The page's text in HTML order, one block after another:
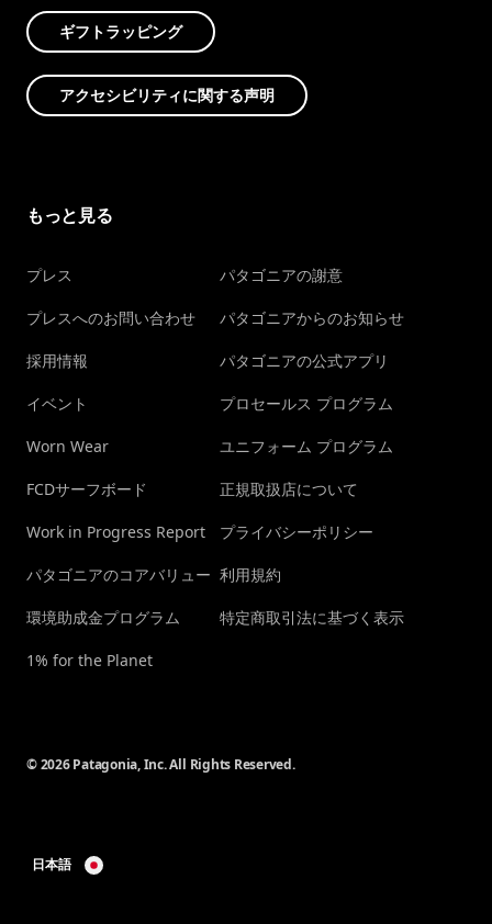
ギフトラッピング
アクセシビリティに関する声明
もっと見る
プレス
プレスへのお問い合わせ
採用情報
イベント
Worn Wear
FCDサーフボード
Work in Progress Report
パタゴニアのコアバリュー
環境助成金プログラム
1% for the Planet
パタゴニアの謝意
パタゴニアからのお知らせ
パタゴニアの公式アプリ
プロセールス プログラム
ユニフォーム プログラム
正規取扱店について
プライバシーポリシー
利用規約
特定商取引法に基づく表示
© 2026 Patagonia, Inc. All Rights Reserved.
日本語